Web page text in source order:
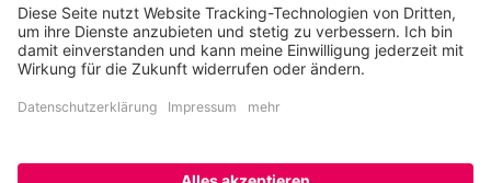
Laufend die Welt erleben!®